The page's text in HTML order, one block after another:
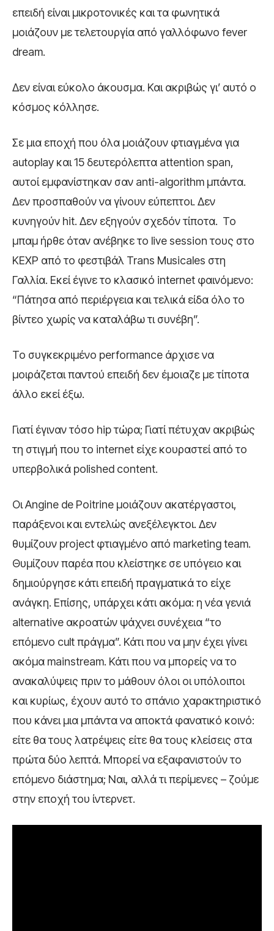
επειδή είναι μικροτονικές και τα φωνητικά
μοιάζουν με τελετουργία από γαλλόφωνο fever
dream.
Δεν είναι εύκολο άκουσμα. Και ακριβώς γι’ αυτό ο
κόσμος κόλλησε.
Σε μια εποχή που όλα μοιάζουν φτιαγμένα για
autoplay και 15 δευτερόλεπτα attention span,
αυτοί εμφανίστηκαν σαν anti-algorithm μπάντα.
Δεν προσπαθούν να γίνουν εύπεπτοι. Δεν
κυνηγούν hit. Δεν εξηγούν σχεδόν τίποτα. Το
μπαμ ήρθε όταν ανέβηκε το live session τους στο
KEXP από το φεστιβάλ Trans Musicales στη
Γαλλία. Εκεί έγινε το κλασικό internet φαινόμενο:
“Πάτησα από περιέργεια και τελικά είδα όλο το
βίντεο χωρίς να καταλάβω τι συνέβη”.
Το συγκεκριμένο performance άρχισε να
μοιράζεται παντού επειδή δεν έμοιαζε με τίποτα
άλλο εκεί έξω.
Γιατί έγιναν τόσο hip τώρα; Γιατί πέτυχαν ακριβώς
τη στιγμή που το internet είχε κουραστεί από το
υπερβολικά polished content.
Οι Angine de Poitrine μοιάζουν ακατέργαστοι,
παράξενοι και εντελώς ανεξέλεγκτοι. Δεν
θυμίζουν project φτιαγμένο από marketing team.
Θυμίζουν παρέα που κλείστηκε σε υπόγειο και
δημιούργησε κάτι επειδή πραγματικά το είχε
ανάγκη. Επίσης, υπάρχει κάτι ακόμα: η νέα γενιά
alternative ακροατών ψάχνει συνέχεια “το
επόμενο cult πράγμα”. Κάτι που να μην έχει γίνει
ακόμα mainstream. Κάτι που να μπορείς να το
ανακαλύψεις πριν το μάθουν όλοι οι υπόλοιποι
και κυρίως, έχουν αυτό το σπάνιο χαρακτηριστικό
που κάνει μια μπάντα να αποκτά φανατικό κοινό:
είτε θα τους λατρέψεις είτε θα τους κλείσεις στα
πρώτα δύο λεπτά. Μπορεί να εξαφανιστούν το
επόμενο διάστημα; Ναι, αλλά τι περίμενες – ζούμε
στην εποχή του ίντερνετ.